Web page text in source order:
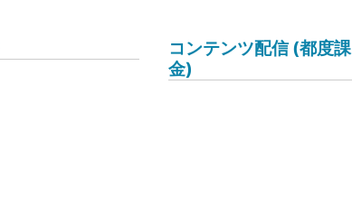
コンテンツ配信 (都度課
金)